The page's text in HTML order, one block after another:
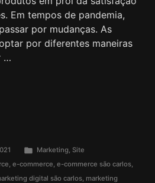
Em tempos de pandemia,
por mudanças. As
por diferentes maneiras
…
Marketing, Site
, e-commerce, e-commerce são carlos,
digital são carlos, marketing